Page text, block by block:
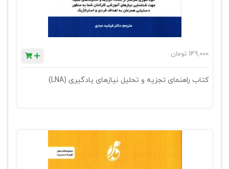
149,000 تومان
کتاب راهنمای تجزیه و تحلیل نیازهای یادگیری (LNA)